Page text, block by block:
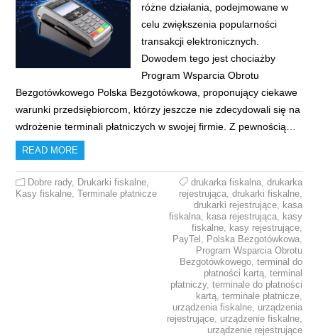
różne działania, podejmowane w
celu zwiększenia popularności
transakcji elektronicznych.
Dowodem tego jest chociażby
Program Wsparcia Obrotu
Bezgotówkowego Polska Bezgotówkowa, proponujący ciekawe
warunki przedsiębiorcom, którzy jeszcze nie zdecydowali się na
wdrożenie terminali płatniczych w swojej firmie. Z pewnością…
READ MORE
Dobre rady, Drukarki fiskalne
Kasy fiskalne ,Terminale płatnicze
drukarka fiskalna, drukarka
rejestrująca, drukarki fiskalne,
drukarki rejestrujące, kasa
fiskalna, kasa rejestrująca, kasy
fiskalne, kasy rejestrujące,
PayTel
Polska Bezgotówkowa,
Program Wsparcia Obrotu
Bezgotówkowego, terminal do
płatności kartą, terminal
płatniczy, terminale do płatności
kartą, terminale płatnicze,
urządzenia fiskalne, urządzenia
rejestrujące, urządzenie fiskalne,
urządzenie rejestrujące